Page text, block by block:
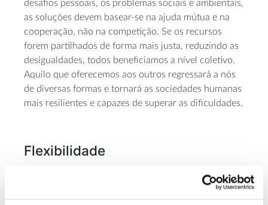
desafios pessoais, os problemas sociais e ambientais,
as soluções devem basear-se na ajuda mútua e na
cooperação, não na competição. Se os recursos
forem partilhados de forma mais justa, reduzindo as
desigualdades, todos beneficiamos a nível coletivo.
Aquilo que oferecemos aos outros regressará a nós
de diversas formas e tornará as sociedades humanas
mais resilientes e capazes de superar as dificuldades.
Flexibilidade
Algumas espécies de árvores, como o salgueiro e a